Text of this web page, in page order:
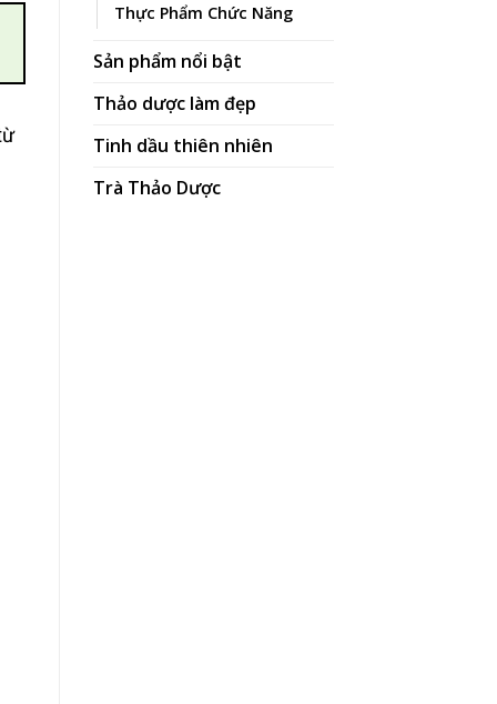
Thực Phẩm Chức Năng
Sản phẩm nổi bật
Thảo dược làm đẹp
Tinh dầu thiên nhiên
Trà Thảo Dược